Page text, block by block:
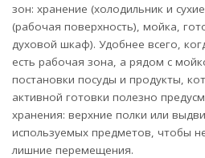
зон: хранение (холодильник и
(рабочая поверхность), мойка,
духовой шкаф). Удобнее всего,
есть рабочая зона, а рядом с
постановки посуды и продукты,
активной готовки полезно
хранения: верхние полки или
используемых предметов, чтобы
лишние перемещения.